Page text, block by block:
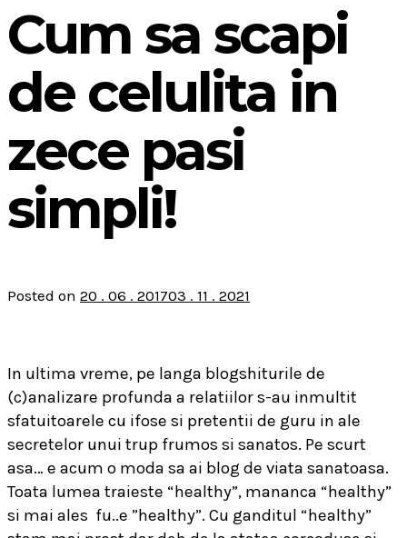
Cum sa scapi
de celulita in
zece pasi
simpli!
Posted on 20 . 06 . 201703 . 11 . 2021
In ultima vreme, pe langa blogshiturile de
(c)analizare profunda a relatiilor s-au inmultit
sfatuitoarele cu ifose si pretentii de guru in ale
secretelor unui trup frumos si sanatos. Pe scurt
asa… e acum o moda sa ai blog de viata sanatoasa.
Toata lumea traieste “healthy”, mananca “healthy”
si mai ales fu..e ”healthy”. Cu ganditul “healthy”